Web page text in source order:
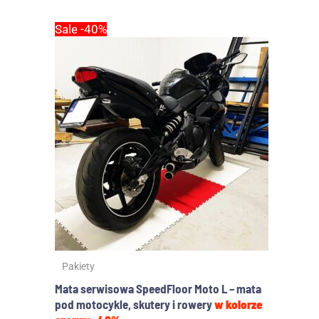
Sale -40%
Pakiety
Mata serwisowa SpeedFloor Moto L – mata
pod motocykle, skutery i roweryw kolorze
215.00zł.
cena
130.00zł.